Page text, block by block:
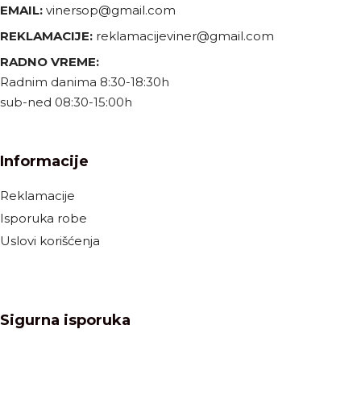
EMAIL: vinersop@gmail.com
REKLAMACIJE: reklamacijeviner@gmail.com
RADNO VREME:
Radnim danima 8:30-18:30h
sub-ned 08:30-15:00h
Informacije
Reklamacije
Isporuka robe
Uslovi korišćenja
Sigurna isporuka